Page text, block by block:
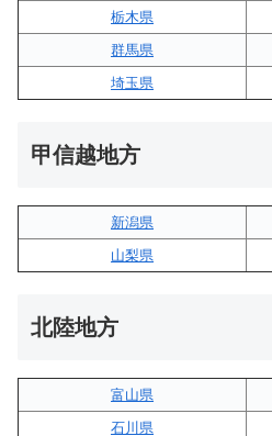
栃木県
群馬県
埼玉県
甲信越地方
新潟県
山梨県
北陸地方
富山県
石川県